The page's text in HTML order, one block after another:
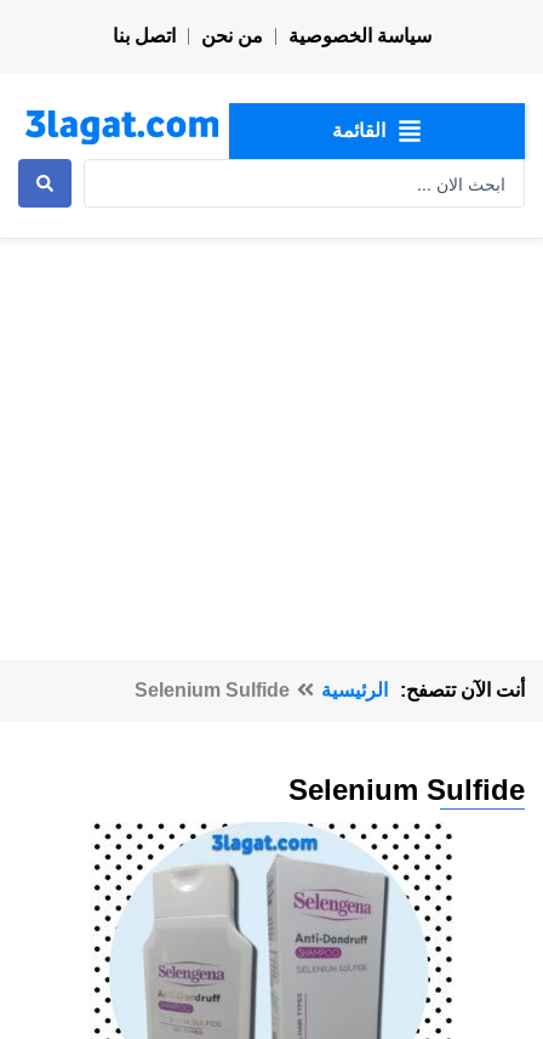
سياسة الخصوصية من نحن اتصل بنا
القائمة
أنت الآن تتصفح: الرئيسية Selenium Sulfide
Selenium Sulfide